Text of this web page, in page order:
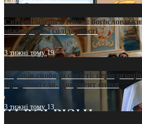
Світові лідери в Києві:
міжнародної солідарності
3 тижні тому19
35 років свободи совісті:
Предстоятеля. Документ епохи
3 тижні тому 13